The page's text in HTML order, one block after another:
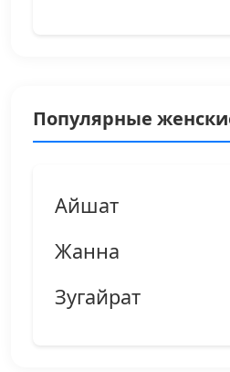
Популярные
Айшат
Жанна
Зугайрат